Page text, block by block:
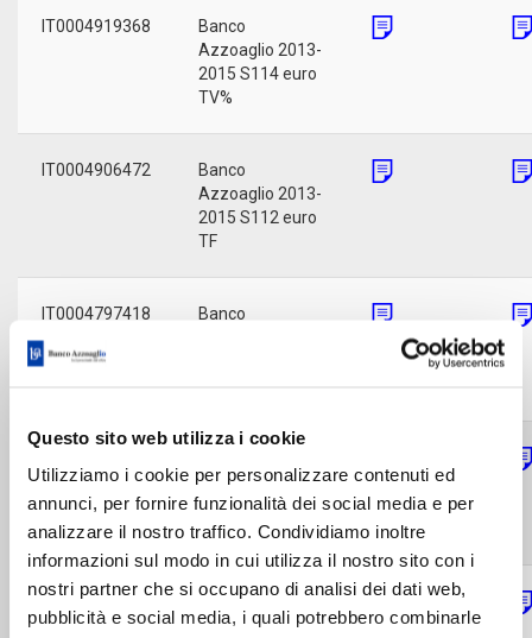
Questo sito web utilizza i cookie
Utilizziamo i cookie per personalizzare contenuti ed
annunci, per fornire funzionalità dei social media e per
analizzare il nostro traffico. Condividiamo inoltre
informazioni sul modo in cui utilizza il nostro sito con i
nostri partner che si occupano di analisi dei dati web,
pubblicità e social media, i quali potrebbero combinarle
IT0004919368
Banco
Azzoaglio 2013-
2015 S114 euro
TV%
IT0004906472
Banco
Azzoaglio 2013-
2015 S112 euro
TF
IT0004797418
Banco
Azzoaglio 2012-
2015 S100 euro
TV%
IT0004808827
Banco
Azzoaglio 2012-